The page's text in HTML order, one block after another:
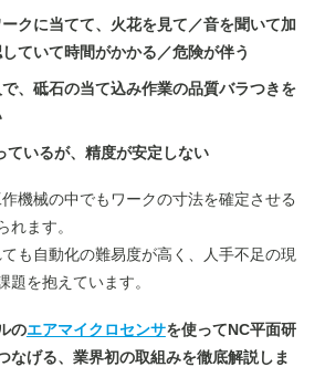
クに当てて、火花を見て／音を聞いて加
ていて時間がかかる／危険が伴う
、砥石の当て込み作業の品質バラつきを
ているが、精度が安定しない
機械の中でもワークの寸法を確定させる
れます。
も自動化の難易度が高く、人手不足の現
題を抱えています。
のエアマイクロセンサを使ってNC平面研
なげる、業界初の取組みを徹底解説しま